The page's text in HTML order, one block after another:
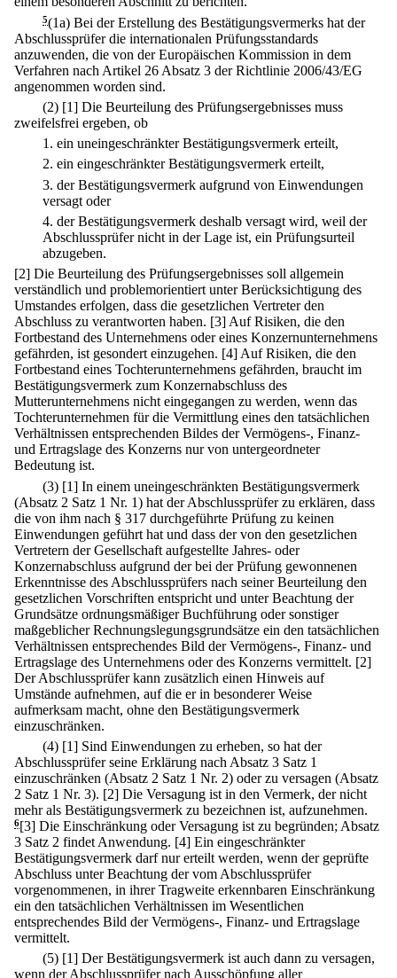
5(1a) Bei der Erstellung des Bestätigungsvermerks hat der
Abschlussprüfer die internationalen Prüfungsstandards
anzuwenden, die von der Europäischen Kommission in dem
Verfahren nach Artikel 26 Absatz 3 der Richtlinie 2006/43/EG
angenommen worden sind.
(2) [1] Die Beurteilung des Prüfungsergebnisses muss
zweifelsfrei ergeben, ob
1. ein uneingeschränkter Bestätigungsvermerk erteilt,
2. ein eingeschränkter Bestätigungsvermerk erteilt,
3. der Bestätigungsvermerk aufgrund von Einwendungen
versagt oder
4. der Bestätigungsvermerk deshalb versagt wird, weil der
Abschlussprüfer nicht in der Lage ist, ein Prüfungsurteil
abzugeben.
[2] Die Beurteilung des Prüfungsergebnisses soll allgemein
verständlich und problemorientiert unter Berücksichtigung des
Umstandes erfolgen, dass die gesetzlichen Vertreter den
Abschluss zu verantworten haben. [3] Auf Risiken, die den
Fortbestand des Unternehmens oder eines Konzernunternehmens
gefährden, ist gesondert einzugehen. [4] Auf Risiken, die den
Fortbestand eines Tochterunternehmens gefährden, braucht im
Bestätigungsvermerk zum Konzernabschluss des
Mutterunternehmens nicht eingegangen zu werden, wenn das
Tochterunternehmen für die Vermittlung eines den tatsächlichen
Verhältnissen entsprechenden Bildes der Vermögens-, Finanz-
und Ertragslage des Konzerns nur von untergeordneter
Bedeutung ist.
(3) [1] In einem uneingeschränkten Bestätigungsvermerk
(Absatz 2 Satz 1 Nr. 1) hat der Abschlussprüfer zu erklären, dass
die von ihm nach § 317 durchgeführte Prüfung zu keinen
Einwendungen geführt hat und dass der von den gesetzlichen
Vertretern der Gesellschaft aufgestellte Jahres- oder
Konzernabschluss aufgrund der bei der Prüfung gewonnenen
Erkenntnisse des Abschlussprüfers nach seiner Beurteilung den
gesetzlichen Vorschriften entspricht und unter Beachtung der
Grundsätze ordnungsmäßiger Buchführung oder sonstiger
maßgeblicher Rechnungslegungsgrundsätze ein den tatsächlichen
Verhältnissen entsprechendes Bild der Vermögens-, Finanz- und
Ertragslage des Unternehmens oder des Konzerns vermittelt. [2]
Der Abschlussprüfer kann zusätzlich einen Hinweis auf
Umstände aufnehmen, auf die er in besonderer Weise
aufmerksam macht, ohne den Bestätigungsvermerk
einzuschränken.
(4) [1] Sind Einwendungen zu erheben, so hat der
Abschlussprüfer seine Erklärung nach Absatz 3 Satz 1
einzuschränken (Absatz 2 Satz 1 Nr. 2) oder zu versagen (Absatz
2 Satz 1 Nr. 3). [2] Die Versagung ist in den Vermerk, der nicht
mehr als Bestätigungsvermerk zu bezeichnen ist, aufzunehmen.
6[3] Die Einschränkung oder Versagung ist zu begründen; Absatz
3 Satz 2 findet Anwendung. [4] Ein eingeschränkter
Bestätigungsvermerk darf nur erteilt werden, wenn der geprüfte
Abschluss unter Beachtung der vom Abschlussprüfer
vorgenommenen, in ihrer Tragweite erkennbaren Einschränkung
ein den tatsächlichen Verhältnissen im Wesentlichen
entsprechendes Bild der Vermögens-, Finanz- und Ertragslage
vermittelt.
(5) [1] Der Bestätigungsvermerk ist auch dann zu versagen,
wenn der Abschlussprüfer nach Ausschöpfung aller